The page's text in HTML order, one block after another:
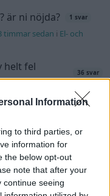
Information
to third parties, or
information for
the below opt-out
note that after your
continue seeing
är ni nöjda? 1 svar
timmar sedan i El- och
helt fel
36 svar
Allmänt
timmar sedaniOff topic
INAT 35/40
timmar sedani